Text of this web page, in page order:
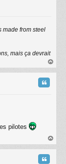
made from steel
mais ça devrait
au
Citation
pilotes
au
Citation